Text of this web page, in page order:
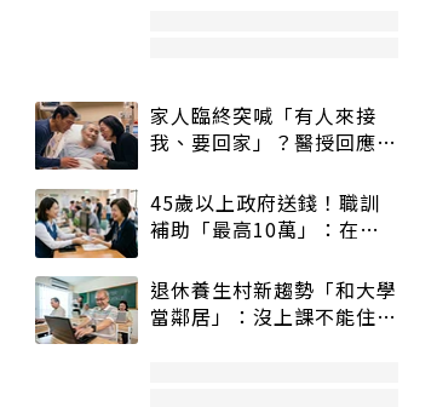
家人臨終突喊「有人來接
我、要回家」？醫授回應方
45歲以上政府送錢！職訓
補助「最高10萬」：在
退休養生村新趨勢「和大學
當鄰居」：沒上課不能住、